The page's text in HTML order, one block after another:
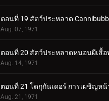
ตอนที่ 19 สัตว์ประหลาด
Aug. 07, 1971
ตอนที่ 20 สัตว์ประหลาดหนอนผีเสื้อ
Aug. 14, 1971
ตอนที่ 21 โดกุกันเดอร์ การเผชิญห
Aug. 21, 1971